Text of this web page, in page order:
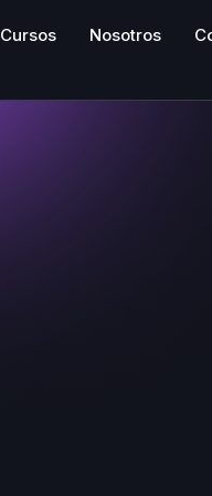
Cursos Nosotros